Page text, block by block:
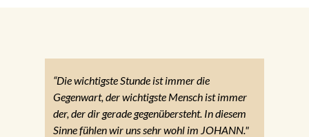
“Die wichtigste Stunde ist immer die
Gegenwart, der wichtigste Mensch ist immer
der, der dir gerade gegenübersteht. In diesem
Sinne fühlen wir uns sehr wohl im JOHANN."